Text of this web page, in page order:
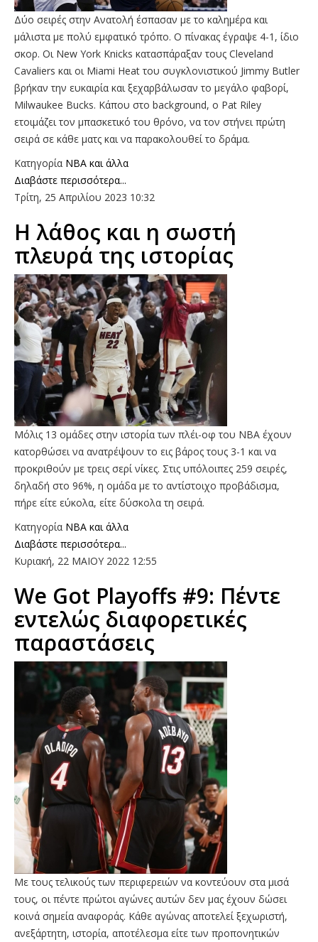
Δύο σειρές στην Ανατολή έσπασαν με το καλημέρα και
μάλιστα με πολύ εμφατικό τρόπο. Ο πίνακας έγραψε 4-1, ίδιο
σκορ. Oι New York Knicks κατασπάραξαν τους Cleveland
Cavaliers και οι Miami Heat του συγκλονιστικού Jimmy Butler
βρήκαν την ευκαιρία και ξεχαρβάλωσαν το μεγάλο φαβορί,
Milwaukee Bucks. Κάπου στο background, o Pat Riley
ετοιμάζει τον μπασκετικό του θρόνο, να τον στήνει πρώτη
σειρά σε κάθε ματς και να παρακολουθεί το δράμα.
Κατηγορία NBA και άλλα
Διαβάστε περισσότερα...
Τρίτη, 25 Απριλίου 2023 10:32
Η λάθος και η σωστή
πλευρά της ιστορίας
Μόλις 13 ομάδες στην ιστορία των πλέι-οφ του ΝΒΑ έχουν
κατορθώσει να ανατρέψουν το εις βάρος τους 3-1 και να
προκριθούν με τρεις σερί νίκες. Στις υπόλοιπες 259 σειρές,
δηλαδή στο 96%, η ομάδα με το αντίστοιχο προβάδισμα,
πήρε είτε εύκολα, είτε δύσκολα τη σειρά.
Κατηγορία NBA και άλλα
Διαβάστε περισσότερα...
Κυριακή, 22 ΜΑΙΟΥ 2022 12:55
We Got Playoffs #9: Πέντε
εντελώς διαφορετικές
παραστάσεις
Με τους τελικούς των περιφερειών να κοντεύουν στα μισά
τους, οι πέντε πρώτοι αγώνες αυτών δεν μας έχουν δώσει
κοινά σημεία αναφοράς. Κάθε αγώνας αποτελεί ξεχωριστή,
ανεξάρτητη, ιστορία, αποτέλεσμα είτε των προπονητικών